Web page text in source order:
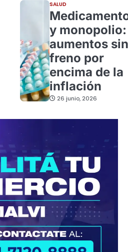
SALUD
y monopolio:
aumentos sin
freno por
encima de la
inflación
26 junio, 2026